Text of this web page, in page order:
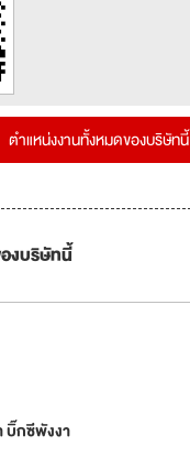
ตำแหน่งงานทั้งหมดของบริษัทนี้
งบริษัทนี้
บิ๊กซีพังงา